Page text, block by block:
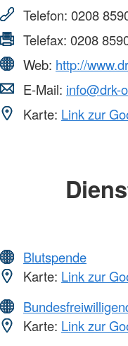
Telefon: 0208
Telefax: 0208
Web: http://
E-Mail: info@drk-
Karte: Link zur
Blutspende
Karte: Link zur
Karte: Link zur